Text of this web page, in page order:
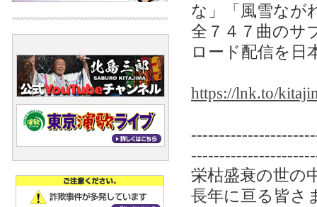
な」「風雪なが
全７４７曲のサ
ロード配信を日
https://lnk.to/
栄枯盛衰の世の
長年に亘る皆さ